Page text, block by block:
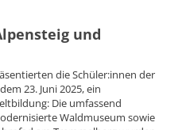
und
die Schüler:innen der
23. Juni 2025, ein
Die umfassend
Waldmuseum sowie